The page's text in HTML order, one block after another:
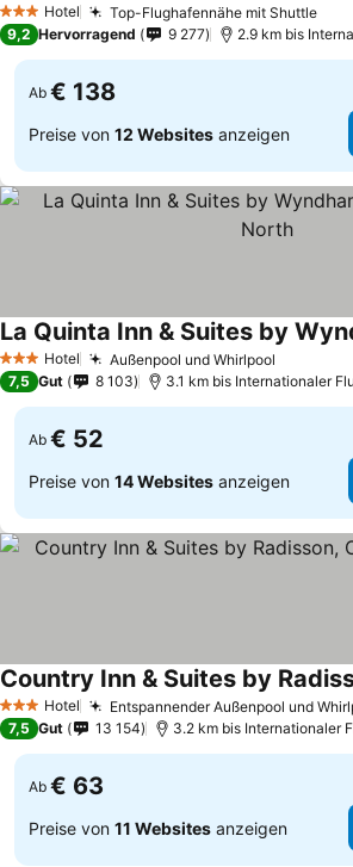
3 SterneHotel Top-Flughafennähe mit Shuttle
Preise sehen
9,2 Hervorragend 9 277 2.9 km bis
Ab € 138
Preise von 12 Websites anzeigen
3 SterneHotel Außenpool und Whirlpool
Preise sehen
7,5 Gut 8 103 3.1 km bis Internationaler
Ab € 52
Preise von 14 Websites anzeigen
3 SterneHotel Entspannender Außenpool und
Preise sehen
7,5 Gut 13 154 3.2 km bis Internationaler
Ab € 63
Preise von 11 Websites anzeigen